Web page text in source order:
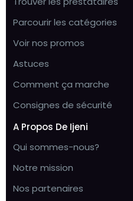
Parcourir les catégories
Voir nos promos
Astuces
Comment ça marche
Consignes de sécurité
A Propos De Ijeni
Qui sommes-nous?
Notre mission
Nos partenaires